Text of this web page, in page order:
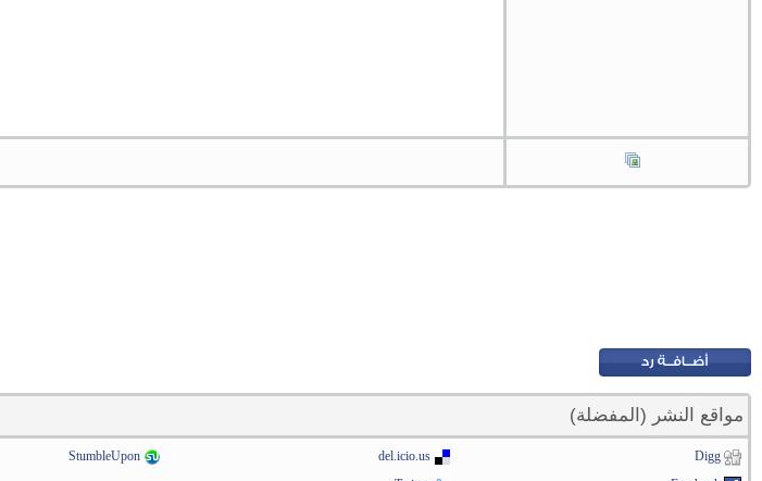
مواقع النشر (المفضلة)
Digg
del.icio.us
StumbleUpon